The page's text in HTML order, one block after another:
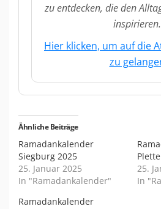
zu entdecken, die den
inspirieren.
Hier klicken, um auf die
zu
Ähnliche Beiträge
Ramadankalender
Siegburg 2025
25. Januar 2025
In "Ramadankalender"
25.
In
Ramadankalender